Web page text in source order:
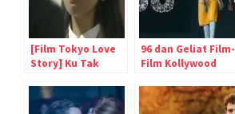
[Film Tokyo Love
Story] Ku Tak
Memulai Dari
Mana
96 dan Geliat Film-
Film Kollywood